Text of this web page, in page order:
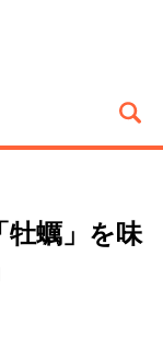
蠣」を味